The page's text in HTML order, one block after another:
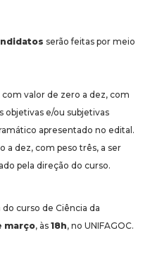
serão feitas por meio
com valor de zero a dez, com
objetivas e/ou subjetivas
apresentado no edital.
a dez, com peso três, a ser
pela direção do curso.
curso de Ciência da
março, às 18h, no UNIFAGOC.